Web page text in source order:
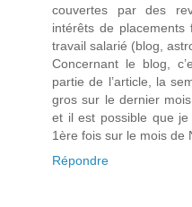
couvertes par des
intérêts de
travail salarié (blog,
Concernant le blog,
partie de l’article, la
gros sur le dernier
et il est possible que
1ère fois sur le mois de
Répondre